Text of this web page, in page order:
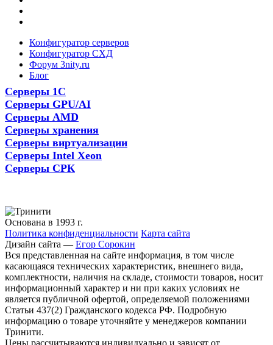
Конфигуратор серверов
Конфигуратор СХД
Форум 3nity.ru
Блог
Серверы 1С
Серверы GPU/AI
Серверы AMD
Серверы хранения
Серверы виртуализации
Серверы Intel Xeon
Серверы СРК
Основана в 1993 г.
Политика конфиденциальности Карта сайта
Дизайн сайта — Егор Сорокин
Вся представленная на сайте информация, в том числе
касающаяся технических характеристик, внешнего вида,
комплектности, наличия на складе, стоимости товаров, носит
информационный характер и ни при каких условиях не
является публичной офертой, определяемой положениями
Статьи 437(2) Гражданского кодекса РФ. Подробную
информацию о товаре уточняйте у менеджеров компании
Тринити.
Цены рассчитываются индивидуально и зависят от